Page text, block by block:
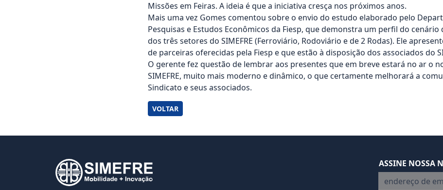
Missões em Feiras. A ideia é que a iniciativa cresça nos próximos anos.
Mais uma vez Gomes comentou sobre o envio do estudo elaborado pelo
Pesquisas e Estudos Econômicos da Fiesp, que demonstra um perfil do cenário
dos três setores do SIMEFRE (Ferroviário, Rodoviário e de 2 Rodas). Ele
de parceiras oferecidas pela Fiesp e que estão à disposição dos associados do
O gerente fez questão de lembrar aos presentes que em breve estará no ar o
SIMEFRE, muito mais moderno e dinâmico, o que certamente melhorará a
Sindicato e seus associados.
VOLTAR
ASSINE NOSSA
endereço de